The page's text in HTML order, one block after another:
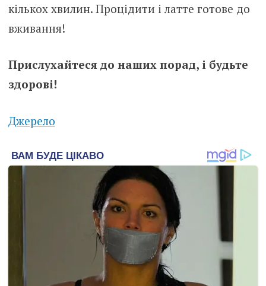
кількох хвилин. Процідити і латте готове до
вживання!
Прислухайтеся до наших порад, і будьте
здорові!
Джерело